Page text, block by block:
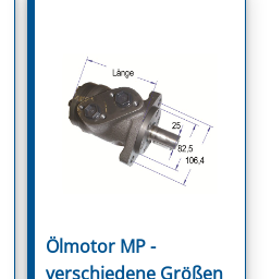
Ölmotor MP -
verschiedene Größen